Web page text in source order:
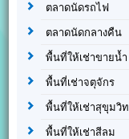
ตลาดนัดรถไฟ
ตลาดนัดกลางคืน
พื้นที่ให้เช่าขายน้ำ
พื้นที่เช่าจตุจักร
พื้นที่ให้เช่าสุขุมวิท
พื้นที่ให้เช่าสีลม